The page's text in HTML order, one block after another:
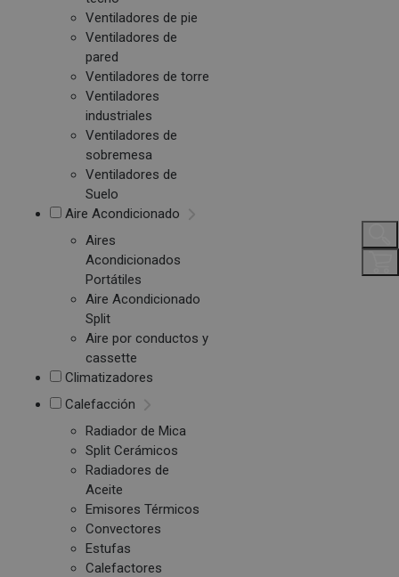
Ventiladores de pie
Ventiladores de
pared
Ventiladores de torre
Ventiladores
industriales
Ventiladores de
sobremesa
Ventiladores de
Suelo
Aire Acondicionado
Aires
Acondicionados
Portátiles
Aire Acondicionado
Split
Aire por conductos y
cassette
Climatizadores
Calefacción
Radiador de Mica
Split Cerámicos
Radiadores de
Aceite
Emisores Térmicos
Convectores
Estufas
Calefactores